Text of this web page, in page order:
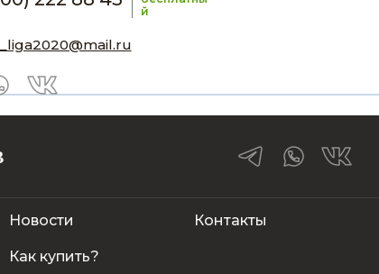
й
Новости
Как купить?
Контакты